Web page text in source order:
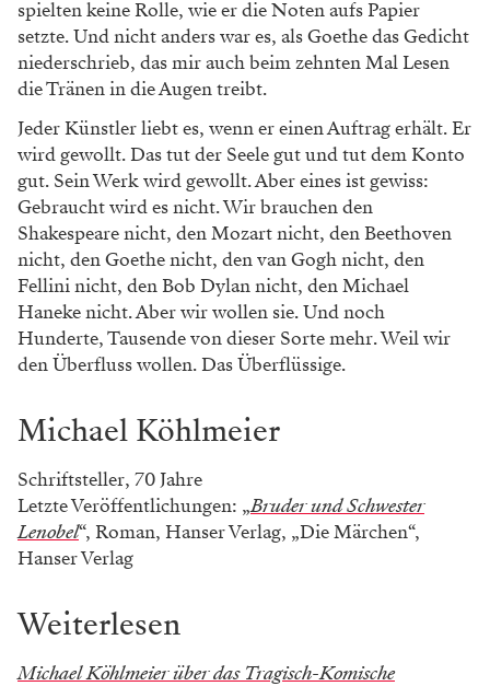
spielten keine Rolle, wie er die Noten aufs Papier
setzte. Und nicht anders war es, als Goethe das Gedicht
niederschrieb, das mir auch beim zehnten Mal Lesen
die Tränen in die Augen treibt.
Jeder Künstler liebt es, wenn er einen Auftrag erhält. Er
wird gewollt. Das tut der Seele gut und tut dem Konto
gut. Sein Werk wird gewollt. Aber eines ist gewiss:
Gebraucht wird es nicht. Wir brauchen den
Shakespeare nicht, den Mozart nicht, den Beethoven
nicht, den Goethe nicht, den van Gogh nicht, den
Fellini nicht, den Bob Dylan nicht, den Michael
Haneke nicht. Aber wir wollen sie. Und noch
Hunderte, Tausende von dieser Sorte mehr. Weil wir
den Überfluss wollen. Das Überflüssige.
Michael Köhlmeier
Schriftsteller, 70 Jahre
Letzte Veröffentlichungen: „Bruder und Schwester
Lenobel“, Roman, Hanser Verlag, „Die Märchen“,
Hanser Verlag
Weiterlesen
Michael Köhlmeier über das Tragisch-Komische